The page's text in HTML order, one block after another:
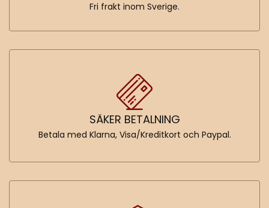
Fri frakt inom Sverige.
SÄKER BETALNING
Betala med Klarna, Visa/Kreditkort och Paypal.